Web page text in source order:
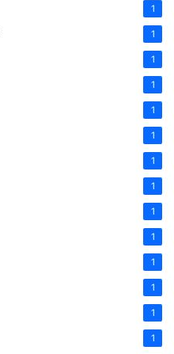
1
1
1
1
1
1
1
1
1
1
1
1
1
1